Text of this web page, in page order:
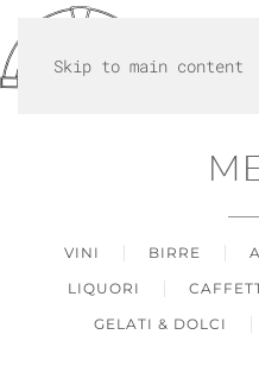
Skip to main content
VINI BIRRE
LIQUORI
GELATI & DOLCI